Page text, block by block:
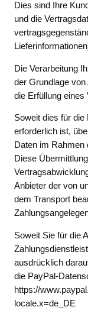
Dies sind Ihre
und die
Die Verarbeitung
der Grundlage
die Erfüllung eines
Soweit dies für die
erforderlich ist,
Daten im Rahmen
Diese
Anbieter der von
dem Transport
Soweit Sie für die
ausdrücklich
die PayPal-
https://
locale.x=de_DE